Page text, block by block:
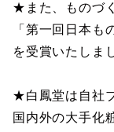
★また、ものづ
「第一回日本も
を受賞いたしま
★白鳳堂は自社
国内外の大手化